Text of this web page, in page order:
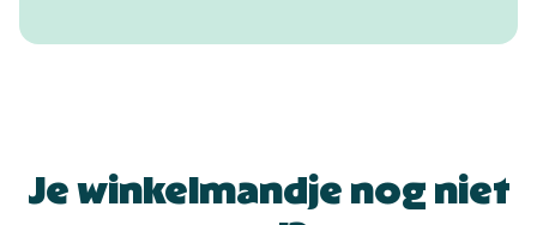
Je winkelmandje nog niet